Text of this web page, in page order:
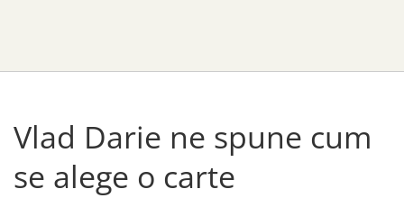
Vlad Darie ne spune cum
se alege o carte